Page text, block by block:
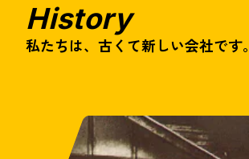
History
私たちは、古くて新しい会社です。